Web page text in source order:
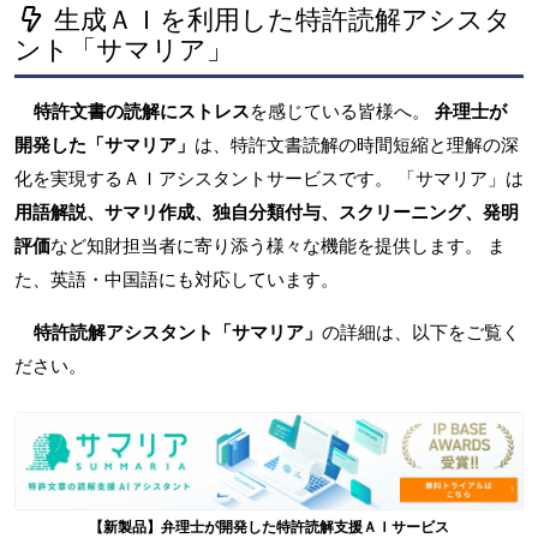
生成ＡＩを利用した特許読解アシスタ
ント「サマリア」
特許文書の読解にストレスを感じている皆様へ。 弁理士が
開発した「サマリア」 は、特許文書読解の時間短縮と理解の深
化を実現するＡＩアシスタントサービスです。 「サマリア」は
用語解説、サマリ作成、独自分類付与、スクリーニング、発明
評価など知財担当者に寄り添う様々な機能を提供します。 ま
た、英語・中国語にも対応しています。
特許読解アシスタント「サマリア」 の詳細は、以下をご覧く
ださい。
【新製品】弁理士が開発した特許読解支援ＡＩサービス